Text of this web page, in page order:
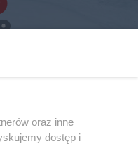
oraz inne
dostęp i